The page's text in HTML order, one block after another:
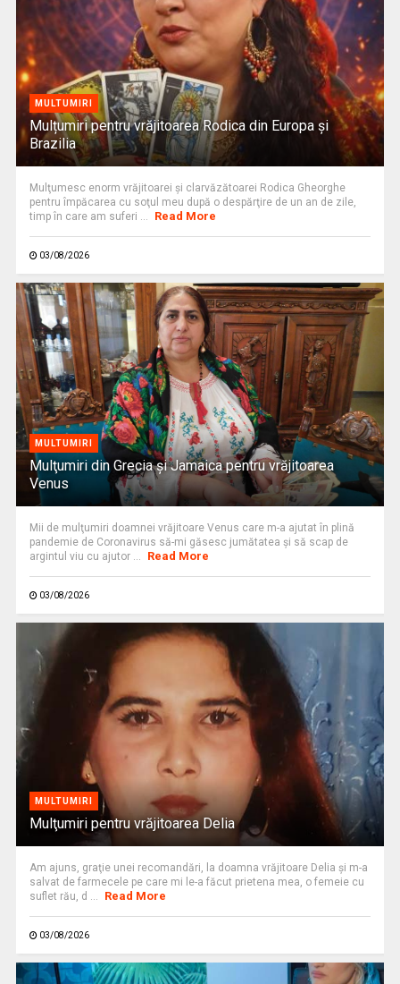
MULTUMIRI
Mulțumiri pentru vrăjitoarea Rodica din Europa și
Brazilia
Mulţumesc enorm vrăjitoarei şi clarvăzătoarei Rodica Gheorghe
pentru împăcarea cu soţul meu după o despărţire de un an de zile,
timp în care am suferi ...
Read More
03/08/2026
MULTUMIRI
Mulţumiri din Grecia și Jamaica pentru vrăjitoarea
Venus
Mii de mulţumiri doamnei vrăjitoare Venus care m-a ajutat în plină
pandemie de Coronavirus să-mi găsesc jumătatea şi să scap de
argintul viu cu ajutor ...
Read More
03/08/2026
MULTUMIRI
Mulţumiri pentru vrăjitoarea Delia
Am ajuns, graţie unei recomandări, la doamna vrăjitoare Delia şi m-a
salvat de farmecele pe care mi le-a făcut prietena mea, o femeie cu
suflet rău, d ...
Read More
03/08/2026